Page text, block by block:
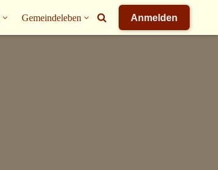
Gemeindeleben Anmelden